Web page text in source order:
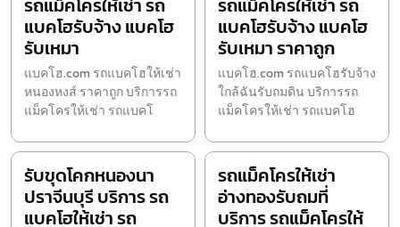
รถแม็คโครให้เช่า รถ
แบคโฮรับจ้าง แบคโฮ
รับเหมา
แบคโฮ.com รถแบคโฮให้เช่า
หนองหงส์ ราคาถูก บริการรถ
แม็คโครให้เช่า รถแบคโ
รถแม็คโครให้เช่า รถ
แบคโฮรับจ้าง แบคโฮ
รับเหมา ราคาถูก
แบคโฮ.com รถแบคโฮรับจ้าง
ใกล้ฉันรับถมดิน บริการรถ
แม็คโครให้เช่า รถแบคโฮ
รับขุดโคกหนองนา
ปราจีนบุรี บริการ รถ
แบคโฮให้เช่า รถ
รถแม็คโครให้เช่า
อ่างทองรับถมที่
บริการ รถแม็คโครให้